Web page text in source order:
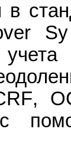
в
Sy
,